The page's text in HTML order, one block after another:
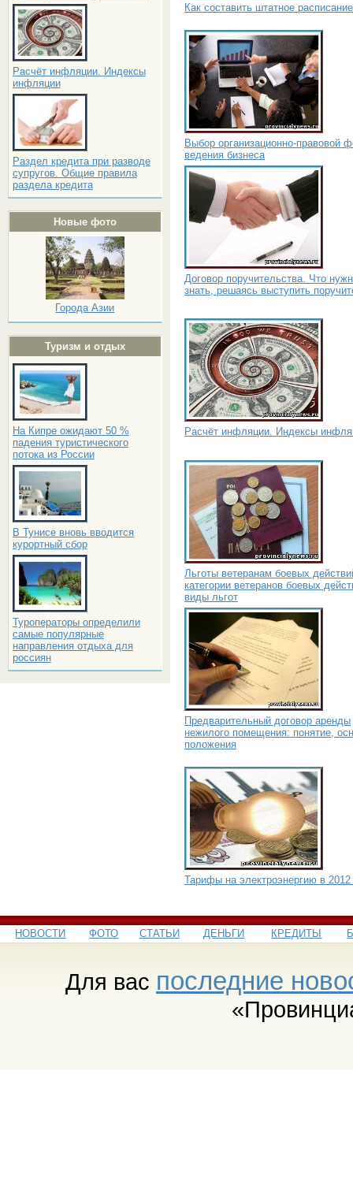
Расчёт инфляции. Индексы
инфляции
Раздел кредита при разводе
супругов. Общие правила
раздела кредита
Новые фото
Города Азии
Туризм и отдых
На Кипре ожидают 50 %
падения туристического
потока из России
В Тунисе вновь вводится
курортный сбор
Туроператоры определили
самые популярные
направления отдыха для
россиян
Как составить штатное расписание
Выбор организационно-правовой
ведения бизнеса
Договор поручительства. Что
знать, решаясь выступить
Расчёт инфляции. Индексы
Льготы ветеранам боевых
категории ветеранов боевых
виды льгот
Предварительный договор аренды
нежилого помещения: понятие,
положения
Тарифы на электроэнергию в 2012
НОВОСТИ ФОТО СТАТЬИ ДЕНЬГИ КРЕДИТЫ
Для вас последние